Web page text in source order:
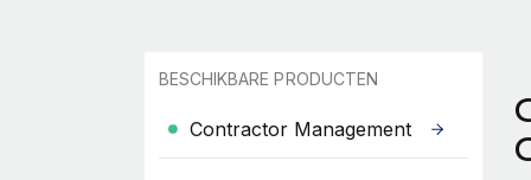
BESCHIKBARE PRODUCTEN
Contractor Management